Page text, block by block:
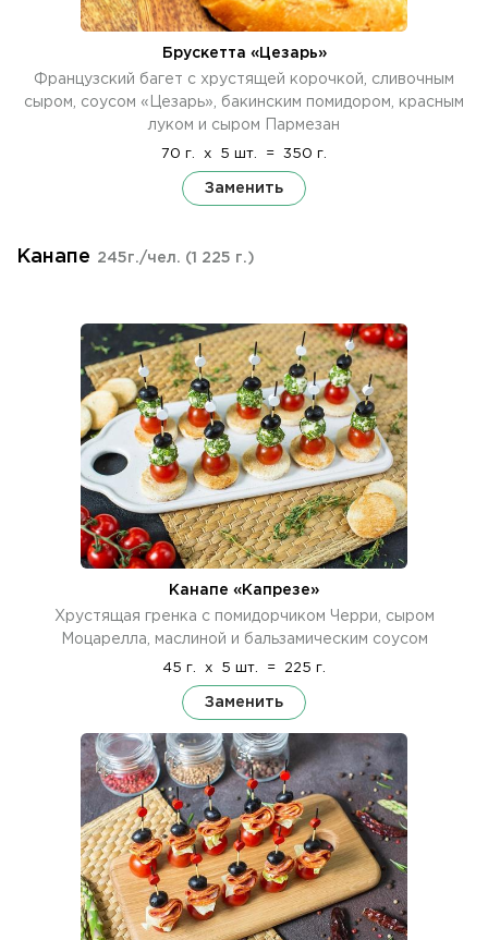
Брускетта «Цезарь»
Французский багет с хрустящей корочкой, сливочным
сыром, соусом «Цезарь», бакинским помидором, красным
луком и сыром Пармезан
70 г. x 5 шт. = 350 г.
Заменить
Канапе 245г./чел. (1 225 г.)
Канапе «Капрезе»
Хрустящая гренка с помидорчиком Черри, сыром
Моцарелла, маслиной и бальзамическим соусом
45 г. x 5 шт. = 225 г.
Заменить